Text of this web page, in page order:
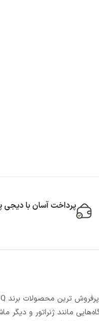
پرداخت آسان با دیجی
مانند ژنراتور و